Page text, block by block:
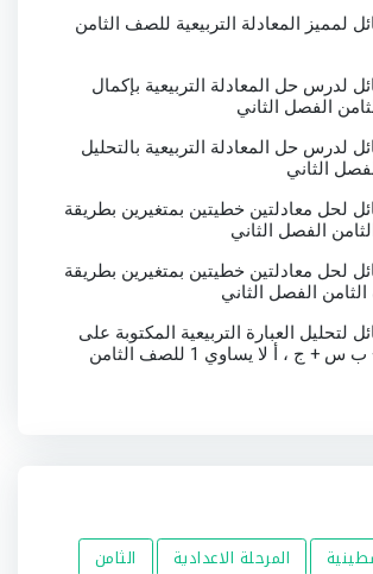
لمميز المعادلة التربيعية للصف الثامن
لدرس حل المعادلة التربيعية بإكمال
الفصل الثاني
لدرس حل المعادلة التربيعية بالتحليل
الثاني
لحل معادلتين خطيتين بمتغيرين بطريقة
الفصل الثاني
لحل معادلتين خطيتين بمتغيرين بطريقة
الفصل الثاني
لتحليل العبارة التربيعية المكتوبة على
صورة أ س^2 + ب س + ج ، أ لا يساوي 1 للصف الثامن
المرحلة الاعدادية
الثامن